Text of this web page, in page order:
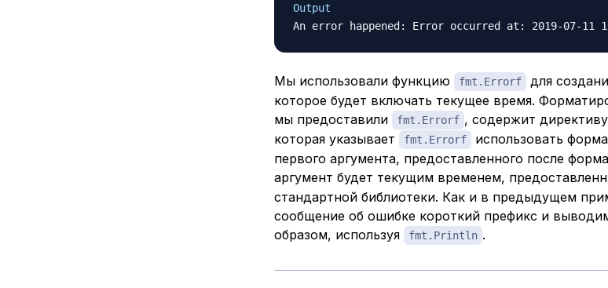
Output
Мы использовали функцию fmt.Errorf
для
которое будет включать текущее время.
мы предоставили
fmt.Errorf , содержит
которая указывает
fmt.Errorf
использовать
первого аргумента, предоставленного после
аргумент будет текущим временем,
стандартной библиотеки. Как и в предыдущем
сообщение об ошибке короткий префикс и
образом, используя
fmt.Println .